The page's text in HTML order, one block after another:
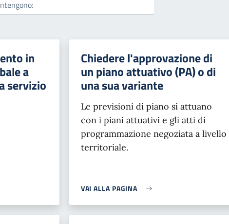
in
a
servizio
Chiedere l'approvazione di
un piano attuativo (PA) o di
una sua variante
Le previsioni di piano si attuano
con i piani attuativi e gli atti di
programmazione negoziata a livello
territoriale.
VAI ALLA PAGINA